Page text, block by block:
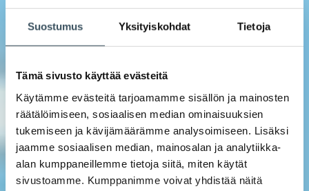
Suostumus Yksityiskohdat Tietoja
Tämä sivusto käyttää evästeitä
Käytämme evästeitä tarjoamamme sisällön ja mainosten
räätälöimiseen, sosiaalisen median ominaisuuksien
tukemiseen ja kävijämäärämme analysoimiseen. Lisäksi
jaamme sosiaalisen median, mainosalan ja analytiikka-
alan kumppaneillemme tietoja siitä, miten käytät
sivustoamme. Kumppanimme voivat yhdistää näitä